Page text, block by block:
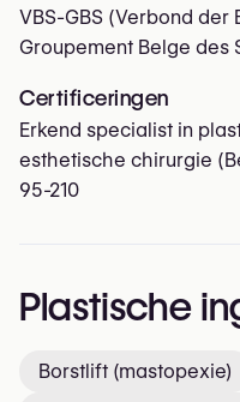
VBS-GBS (Verbond
Groupement Belge des
Certificeringen
Erkend specialist in
esthetische chirurgie
95-210
Plastische
Borstlift (mastopexie)